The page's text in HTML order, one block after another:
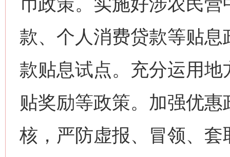
款、个人消费贷款等贴
款贴息试点。充分运用
贴奖励等政策。加强优
核，严防虚报、冒领、